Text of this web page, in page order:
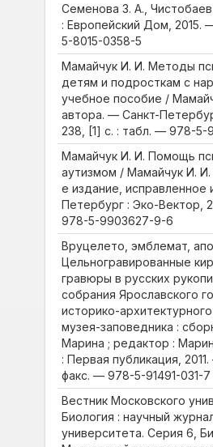
Семенова З. А.,
: Европейский Дом, 2015.
5-8015-0358-5
Мамайчук И. И. Методы
детям и подросткам с
учебное пособие /
автора. — Санкт-
238, [1] с. : табл. — 978-
Мамайчук И. И. Помощь
аутизмом / Мамайчук И.
е издание,
Петербург : Эко-Вектор,
978-5-9903627-9-6
Вруцелето, эмблемат,
Цельногравированные
гравюры в русских
собрания Ярославского
историко-
музея-заповедника :
Марина ; редактор :
: Первая публикация,
факс. — 978-5-91491-031-7
Вестник Московского
Биология : научный
университета. Серия 6,